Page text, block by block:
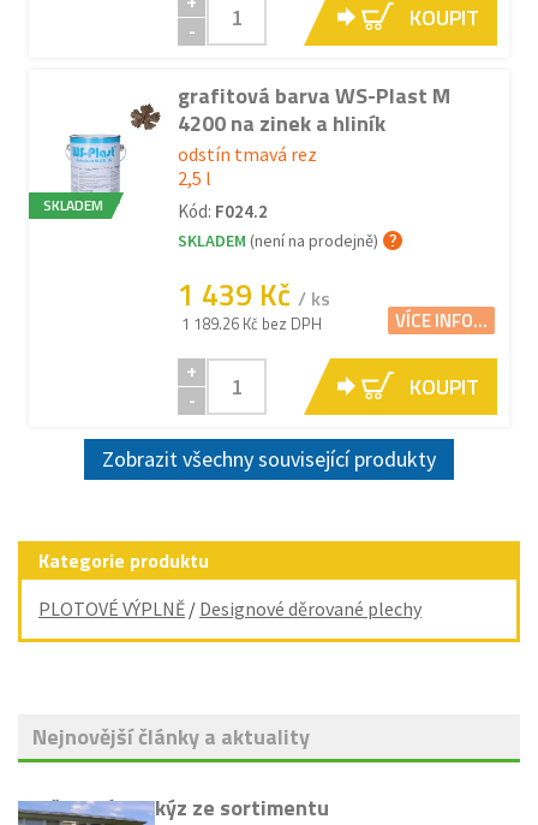
-
KOUPIT
SKLADEM
grafitová barva WS-Plast M
4200 na zinek a hliník
odstín tmavá rez
2,5 l
Kód: F024.2
SKLADEM (není na prodejně)
1 439 Kč / ks
1 189.26 Kč bez DPH VÍCE INFO...
+
-
KOUPIT
Zobrazit všechny související produkty
Kategorie produktu
PLOTOVÉ VÝPLNĚ / Designové děrované plechy
Nejnovější články a aktuality
Vyřazení markýz ze sortimentu